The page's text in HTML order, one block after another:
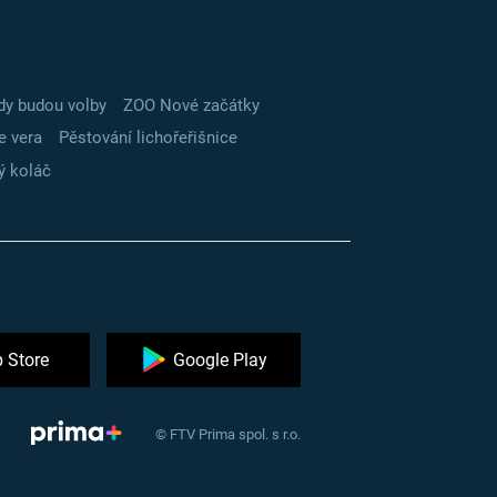
budou volby
ZOO Nové začátky
vera
Pěstování lichořeřišnice
koláč
Store Google Play
© FTV Prima spol. s r.o.